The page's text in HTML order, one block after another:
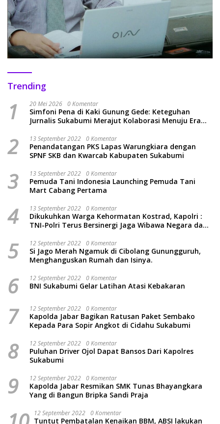
Trending
1 20 Mei 2026 0 Komentar
Simfoni Pena di Kaki Gunung Gede: Keteguhan
Jurnalis Sukabumi Merajut Kolaborasi Menuju Era
2 13 September 2022 0 Komentar
Penandatangan PKS Lapas Warungkiara dengan
SPNF SKB dan Kwarcab Kabupaten Sukabumi
3 13 September 2022 0 Komentar
Pemuda Tani Indonesia Launching Pemuda Tani
Mart Cabang Pertama
4 13 September 2022 0 Komentar
Dikukuhkan Warga Kehormatan Kostrad, Kapolri :
TNI-Polri Terus Bersinergi Jaga Wibawa Negara dan
5 12 September 2022 0 Komentar
Si Jago Merah Ngamuk di Cibolang Gunungguruh,
Menghanguskan Rumah dan Isinya.
6 12 September 2022 0 Komentar
BNI Sukabumi Gelar Latihan Atasi Kebakaran
7 12 September 2022 0 Komentar
Kapolda Jabar Bagikan Ratusan Paket Sembako
Kepada Para Sopir Angkot di Cidahu Sukabumi
8 12 September 2022 0 Komentar
Puluhan Driver Ojol Dapat Bansos Dari Kapolres
Sukabumi
9 12 September 2022 0 Komentar
Kapolda Jabar Resmikan SMK Tunas Bhayangkara
Yang di Bangun Bripka Sandi Praja
12 September 2022 0 Komentar
Tuntut Pembatalan Kenaikan BBM, ABSI lakukan